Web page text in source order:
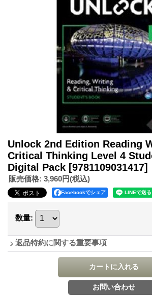
Unlock 2nd Edition Reading
Critical Thinking Level 4
Digital Pack [9781109031417]
販売価格: 3,960円(税込)
Facebookでシェア
数量:
返品特約に関する重要事項